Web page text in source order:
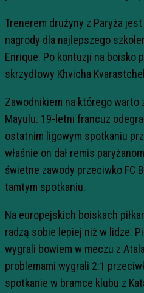
Trenerem drużyny z Paryża
nagrody dla najlepszego
Enrique. Po kontuzji na boisko
skrzydłowy Khvicha
Zawodnikiem na którego warto
Mayulu. 19-letni francuz
ostatnim ligowym spotkaniu
właśnie on dał remis
świetne zawody przeciwko FC
tamtym spotkaniu.
Na europejskich boiskach
radzą sobie lepiej niż w lidze.
wygrali bowiem w meczu z
problemami wygrali 2:1
spotkanie w bramce klubu z